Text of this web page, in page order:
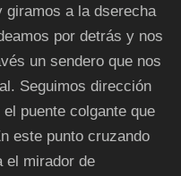
giramos a la dserecha
por detrás y nos
un sendero que nos
Seguimos dirección
puente colgante que
este punto cruzando
el mirador de